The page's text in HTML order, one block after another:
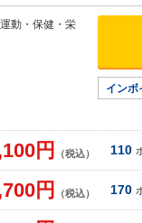
動・保健・栄
インボ
円 （税込） 110
円 （税込） 170